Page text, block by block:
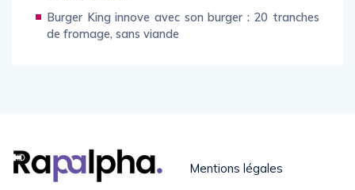
Burger King innove avec son burger : 20 tranches
de fromage, sans viande
Mentions légales